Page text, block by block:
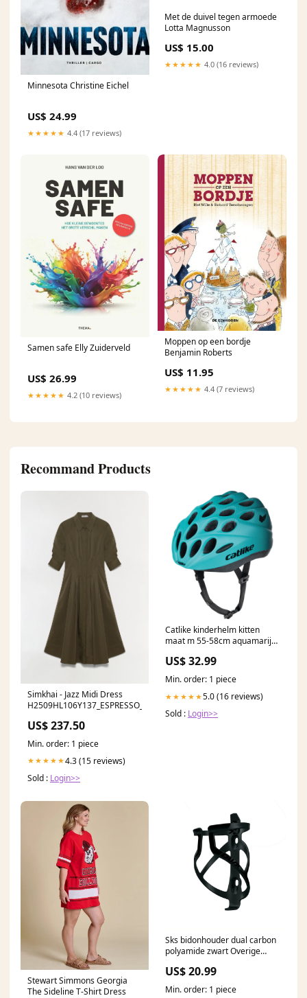
Minnesota Christine Eichel
US$ 24.99
★★★★★ 4.4 (17 reviews)
Met de duivel tegen armoede
Lotta Magnusson
US$ 15.00
★★★★★ 4.0 (16 reviews)
Samen safe Elly Zuiderveld
US$ 26.99
★★★★★ 4.2 (10 reviews)
Moppen op een bordje
Benjamin Roberts
US$ 11.95
★★★★★ 4.4 (7 reviews)
Recommand Products
Simkhai - Jazz Midi Dress
H2509HL106Y137_ESPRESSO_MULTI
US$ 237.50
Min. order: 1 piece
★★★★★4.3 (15 reviews)
Sold : Login>>
Catlike kinderhelm kitten
maat m 55-58cm aquamarijn
Wielen Binnenbanden
US$ 32.99
Min. order: 1 piece
★★★★★5.0 (16 reviews)
Sold : Login>>
Stewart Simmons Georgia
The Sideline T-Shirt Dress
Sks bidonhouder dual carbon
polyamide zwart Overige
US$ 20.99
Min. order: 1 piece